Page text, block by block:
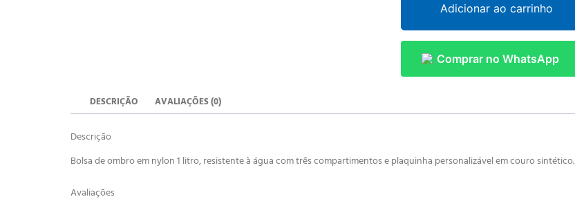
Adicionar ao carrinho
Comprar no WhatsApp
DESCRIÇÃO AVALIAÇÕES (0)
Descrição
Bolsa de ombro em nylon 1 litro, resistente à água com três compartimentos e plaquinha personalizável em couro sintético.
Avaliações